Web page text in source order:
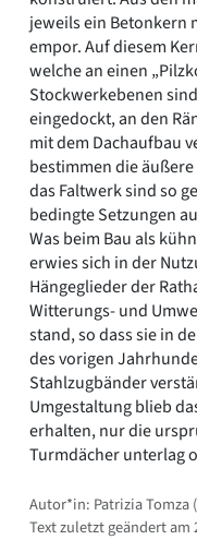
jeweils ein Betonkern
empor. Auf diesem
welche an einen
Stockwerkebenen
eingedockt, an den
mit dem Dachaufbau
bestimmen die
das Faltwerk sind so
bedingte Setzungen
Was beim Bau als
erwies sich in der
Hängeglieder der
Witterungs- und
stand, so dass sie in
des vorigen
Stahlzugbänder
Umgestaltung blieb
erhalten, nur die
Turmdächer unterlag
Autor*in: Patrizia Tomza
Text zuletzt geändert am